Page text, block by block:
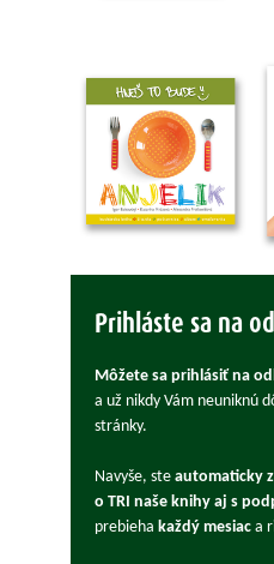
Prihláste sa na
Môžete sa prihlásiť na
a už nikdy Vám neuniknú
stránky.
Navyše, ste automaticky
o TRI naše knihy aj s
prebieha každý mesiac a